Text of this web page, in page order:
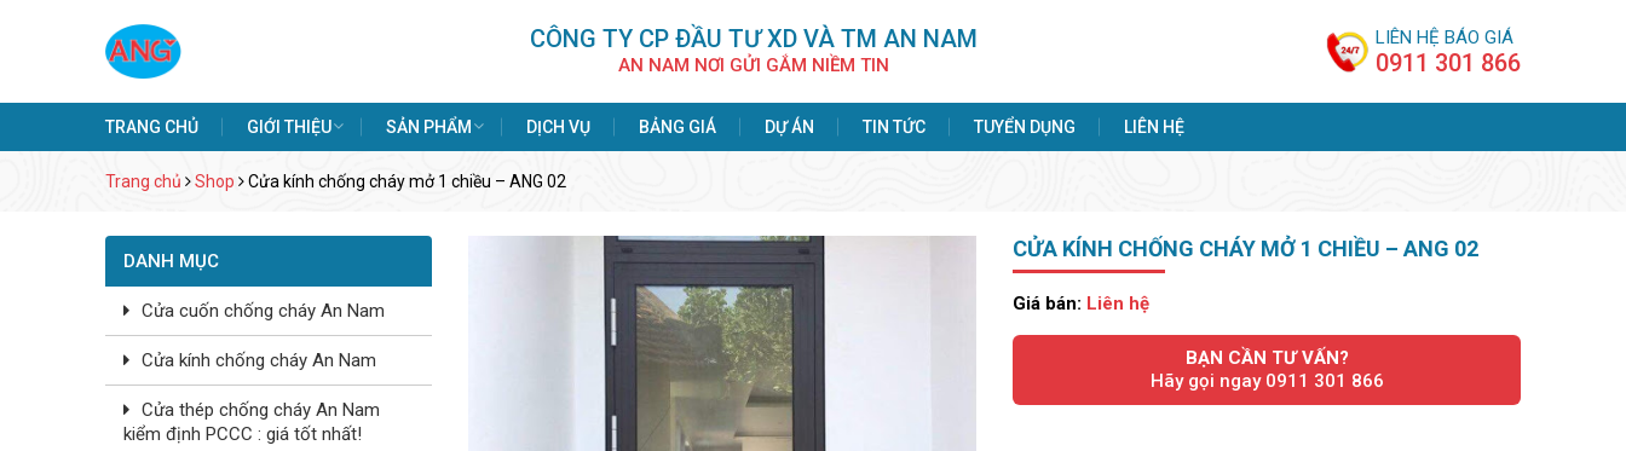
CÔNG TY CP ÐẦU TƯ XD VÀ TM AN NAM
AN NAM NƠI GỬI GẮM NIỀM TIN
LIÊN HỆ BÁO GIÁ
0911 301 866
TRANG CHỦ GIỚI THIỆU SẢN PHẨM DỊCH VỤ BẢNG GIÁ DỰ ÁN TIN TỨC TUYỂN DỤNG LIÊN HỆ
Trang chủ Shop Cửa kính chống cháy mở 1 chiều – ANG 02
DANH MỤC
Cửa cuốn chống cháy An Nam
Cửa kính chống cháy An Nam
Cửa thép chống cháy An Nam
kiểm định PCCC : giá tốt nhất!
CỬA KÍNH CHỐNG CHÁY MỞ 1 CHIỀU – ANG 02
Giá bán: Liên hệ
BẠN CẦN TƯ VẤN?
Hãy gọi ngay 0911 301 866